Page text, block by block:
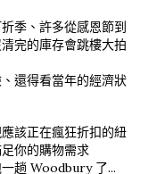
季、許多從感恩節到
完的庫存會跳樓大拍
還得看當年的經濟狀
該正在瘋狂折扣的紐
你的購物需求
趟 Woodbury 了...